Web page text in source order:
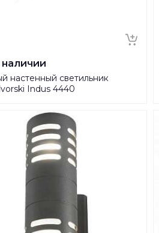
настенный светильник
Indus 4440